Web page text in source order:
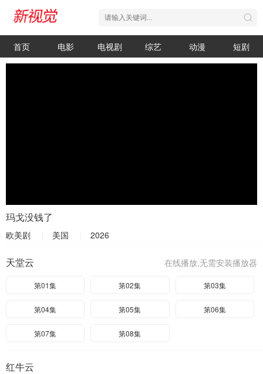
首页 电影 电视剧 综艺 动漫 短剧
玛戈没钱了
欧美剧 美国 2026
在线播放,无需安装播放器
天堂云
第01集 第02集 第03集
第04集 第05集 第06集
第07集 第08集
红牛云